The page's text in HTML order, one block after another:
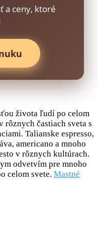
a ceny, ktoré
života ľudí po celom
častiach sveta s
Talianske espresso,
americano a mnoho
v rôznych kultúrach.
odvetvím pre mnoho
celom svete. Mastné